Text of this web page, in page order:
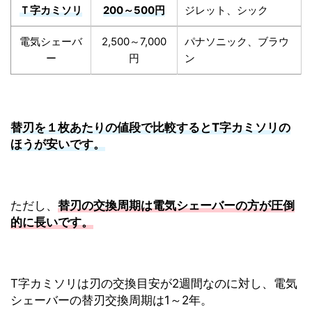
Ｔ字カミソリ 200～500円 ジレット、シック
電気シェーバ
ー
2,500～7,000
円
パナソニック、ブラウ
ン
替刃を１枚あたりの値段で比較するとT字カミソリの
ほうが安いです。
ただし、 替刃の交換周期は電気シェーバーの方が圧倒
的に長いです。
T字カミソリは刃の交換目安が2週間なのに対し、電気
シェーバーの替刃交換周期は1～2年。